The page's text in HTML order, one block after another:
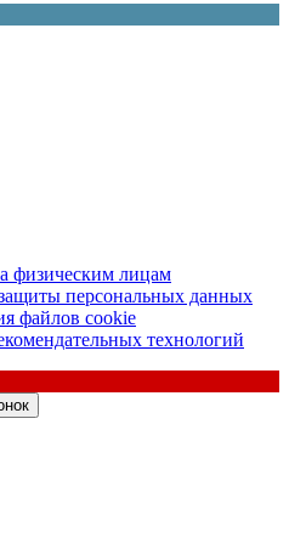
физическим лицам
персональных данных
файлов cookie
технологий